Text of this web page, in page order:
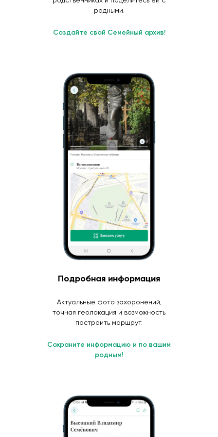
родными.
Создайте свой Семейный архив!
Подробная информация
Актуальные фото захоронений,
точная геолокация и возможность
построить маршрут.
Сохраните информацию и по вашим
родным!